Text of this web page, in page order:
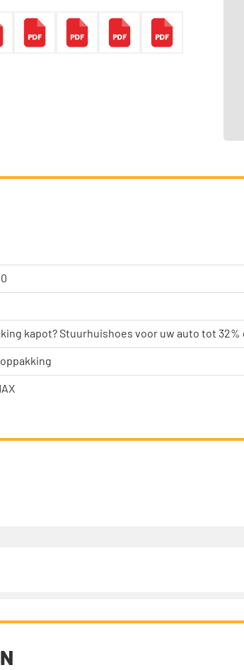
kapot? Stuurhuishoes voor uw auto tot